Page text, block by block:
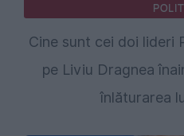
Cine sunt cei doi lideri
pe Liviu Dragnea
înlăturarea